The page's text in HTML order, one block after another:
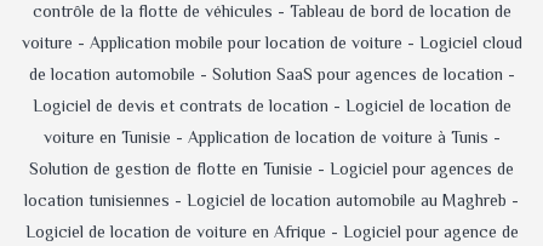
contrôle de la flotte de véhicules - Tableau de bord de location de
voiture - Application mobile pour location de voiture - Logiciel cloud
de location automobile - Solution SaaS pour agences de location -
Logiciel de devis et contrats de location - Logiciel de location de
voiture en Tunisie - Application de location de voiture à Tunis -
Solution de gestion de flotte en Tunisie - Logiciel pour agences de
location tunisiennes - Logiciel de location automobile au Maghreb -
Logiciel de location de voiture en Afrique - Logiciel pour agence de